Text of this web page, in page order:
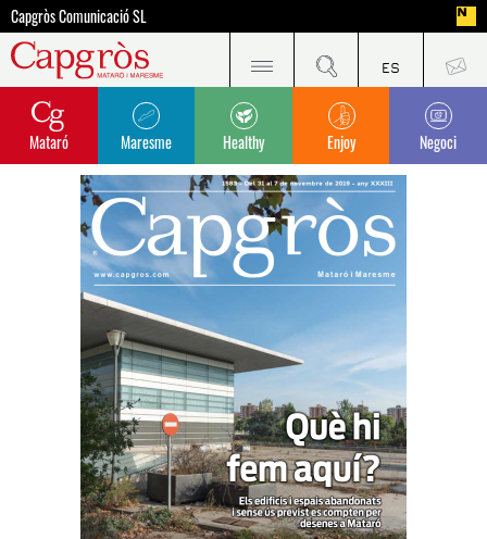
Capgròs Comunicació SL
Mataró Maresme Healthy Enjoy Negoci